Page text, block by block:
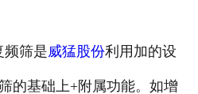
频筛是威猛股份利用加的设
的基础上+附属功能。如增